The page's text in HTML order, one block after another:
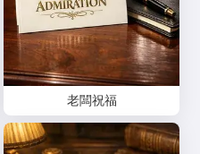
老闆祝福
寫詩和祝福語 🥰